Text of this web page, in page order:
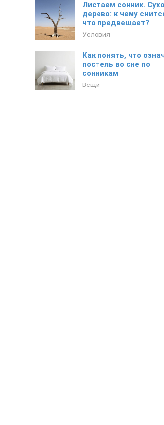
Листаем сонник.
дерево: к чему
что предвещает?
Условия
Как понять, что
постель во сне по
сонникам
Вещи